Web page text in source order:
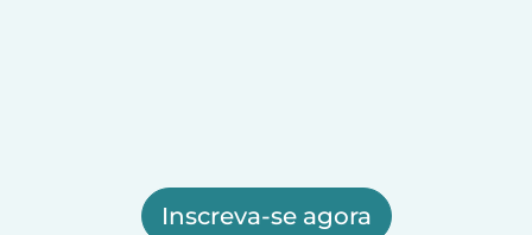
Inscreva-se agora